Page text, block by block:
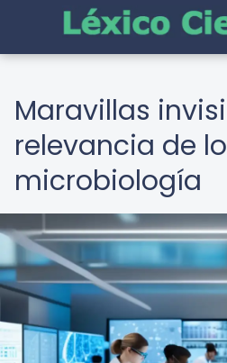
Maravillas
relevancia de
microbiología